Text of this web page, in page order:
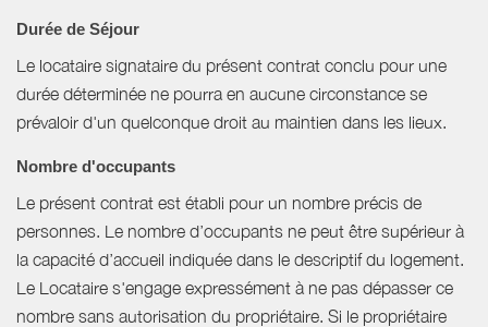
Durée de Séjour
Le locataire signataire du présent contrat conclu pour une
durée déterminée ne pourra en aucune circonstance se
prévaloir d'un quelconque droit au maintien dans les lieux.
Nombre d'occupants
Le présent contrat est établi pour un nombre précis de
personnes. Le nombre d’occupants ne peut être supérieur à
la capacité d’accueil indiquée dans le descriptif du logement.
Le Locataire s'engage expressément à ne pas dépasser ce
nombre sans autorisation du propriétaire. Si le propriétaire